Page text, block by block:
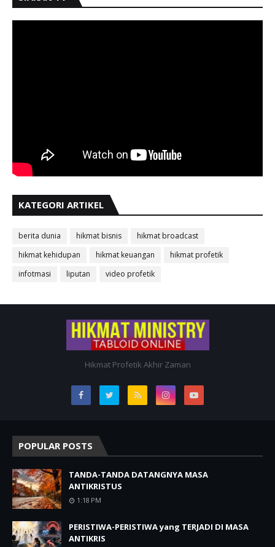
KATEGORI ARTIKEL
berita dunia hikmat bisnis
hikmat broadcast
hikmat kehidupan
hikmat keuangan
hikmat profetik
infotmasi
liputan video profetik
Hikmat Profetik Akhir Zaman
POPULAR POSTS
TANDA-TANDA DATANGNYA MASA
ANTIKRISTUS
1:18 PM
PERISTIWA-PERISTIWA yang TERJADI DI MASA
ANTIKRIS